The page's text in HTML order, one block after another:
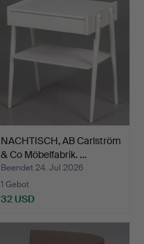
NACHTISCH, AB Carlström
& Co Möbelfabrik. …
Beendet 24. Jul 2026
1 Gebot
32 USD